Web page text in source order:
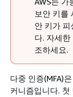
보안 키를
안 키가
다. 자세한
조하세요.
다중 인증(MFA)
커니즘입니다. 첫